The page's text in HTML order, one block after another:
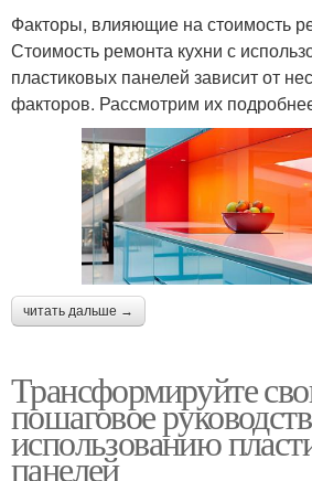
Факторы, влияющие на стоимость
Стоимость ремонта кухни с
пластиковых панелей зависит от
факторов. Рассмотрим их
читать дальше →
Трансформируйте
пошаговое
использованию
панелей